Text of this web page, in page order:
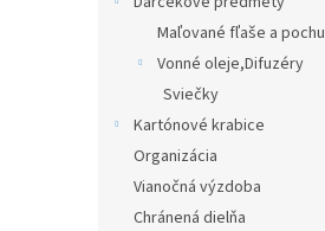
Maľované fľaše a
Vonné oleje,Difuzéry
Sviečky
Kartónové krabice
Organizácia
Vianočná výzdoba
Chránená dielňa